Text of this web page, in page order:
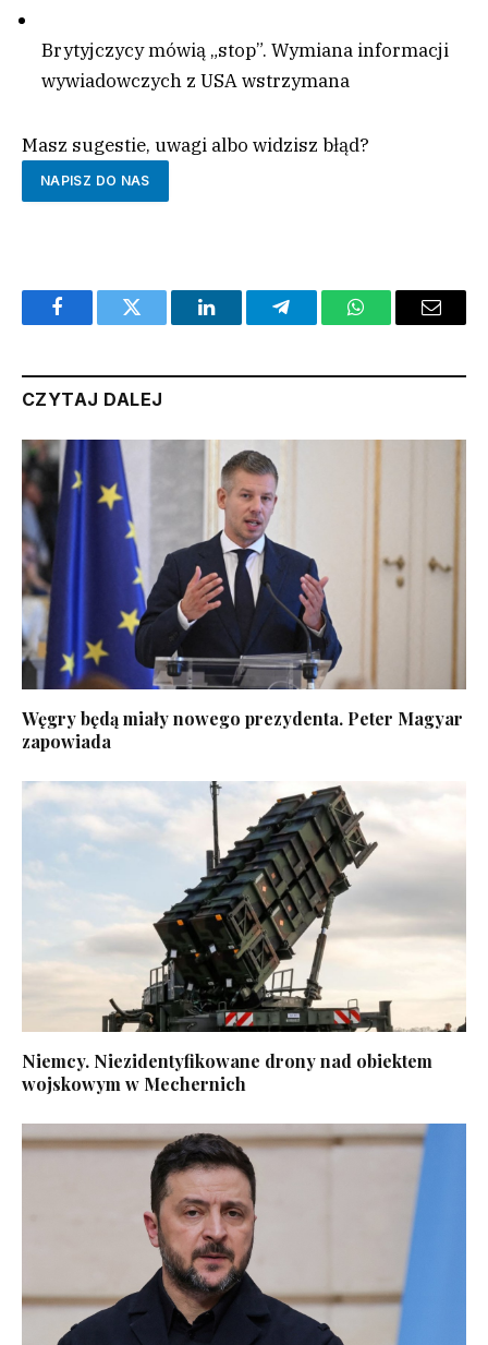
Brytyjczycy mówią „stop”. Wymiana informacji
wywiadowczych z USA wstrzymana
Masz sugestie, uwagi albo widzisz błąd?
NAPISZ DO NAS
FacebookTwitter LinkedInTelegramWhatsAppEmail
CZYTAJ DALEJ
Węgry będą miały nowego prezydenta. Peter Magyar
zapowiada
Niemcy. Niezidentyfikowane drony nad obiektem
wojskowym w Mechernich